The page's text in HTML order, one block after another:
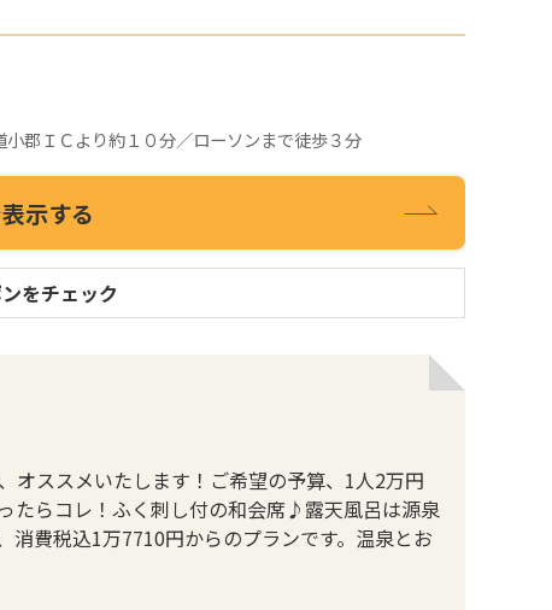
郡ＩＣより約１０分／ローソンまで徒歩３分
示する
をチェック
オススメいたします！ご希望の予算、1人2万円
たらコレ！ふく刺し付の和会席♪露天風呂は源泉
費税込1万7710円からのプランです。温泉とお